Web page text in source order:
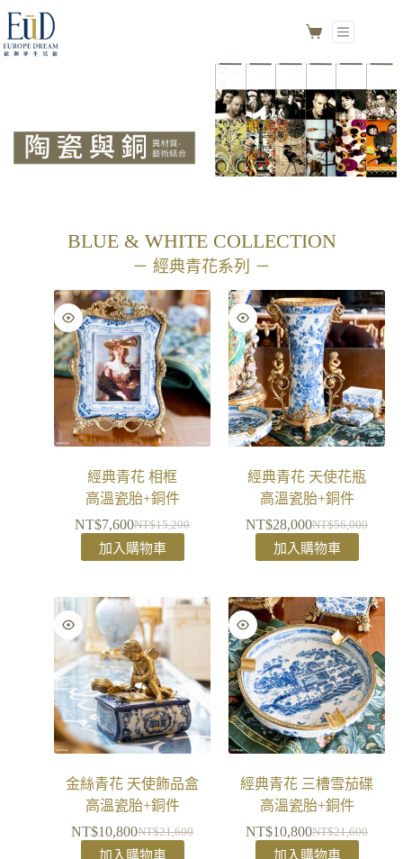
BLUE & WHITE COLLECTION
－ 經典青花系列 －
經典青花 相框
高溫瓷胎+銅件
NT$15,200
NT$7,600
加入購物車
經典青花 天使花瓶
高溫瓷胎+銅件
NT$56,000
NT$28,000
加入購物車
金絲青花 天使飾品盒
高溫瓷胎+銅件
NT$21,600
NT$10,800
加入購物車
經典青花 三槽雪茄碟
高溫瓷胎+銅件
NT$21,600
NT$10,800
加入購物車